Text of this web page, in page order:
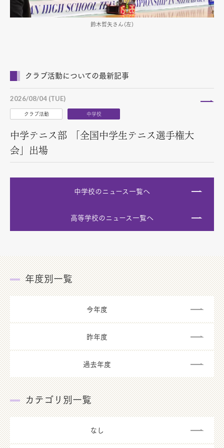
鈴木哲矢さん（左）
クラブ活動についての最新記事
2026/08/04 (TUE)
クラブ活動 中学校
中学テニス部 「全国中学生テニス選手権大
会」出場
中学校のニュース一覧へ
高等学校のニュース一覧へ
年度別一覧
今年度
昨年度
過去年度
カテゴリ別一覧
なし